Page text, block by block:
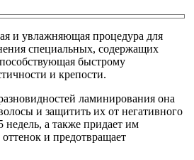
и увлажняющая процедура для
специальных, содержащих
быстрому
и крепости.
ламинирования она
и защитить их от негативного
недель, а также придает им
и предотвращает